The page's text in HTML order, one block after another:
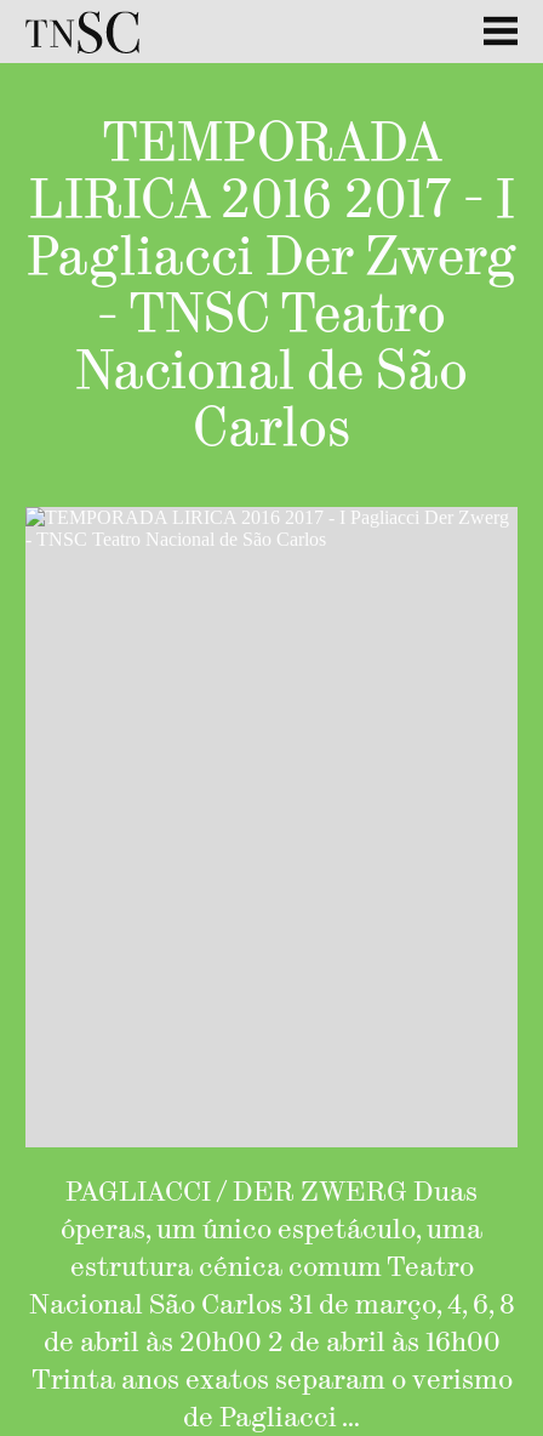
TEMPORADA
LIRICA 2016 2017 - I
Pagliacci Der Zwerg
- TNSC Teatro
Nacional de São
Carlos
PAGLIACCI / DER ZWERG Duas
óperas, um único espetáculo, uma
estrutura cénica comum Teatro
Nacional São Carlos 31 de março, 4, 6, 8
de abril às 20h00 2 de abril às 16h00
Trinta anos exatos separam o verismo
de Pagliacci …